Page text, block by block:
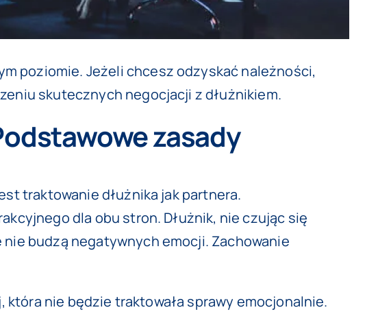
poziomie. Jeżeli chcesz odzyskać należności,
skutecznych negocjacji z dłużnikiem.
zasady
traktowanie dłużnika jak partnera.
dla obu stron. Dłużnik, nie czując się
budzą negatywnych emocji. Zachowanie
nie będzie traktowała sprawy emocjonalnie.